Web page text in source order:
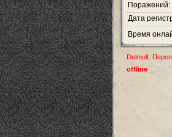
Поражений:
Дата
Время
Delmult.
offline